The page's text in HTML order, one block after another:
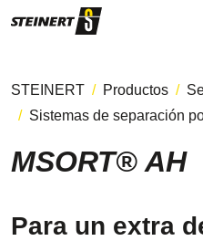
STEINERT Productos
Sistemas de separación
MSORT® AH
Para un extra